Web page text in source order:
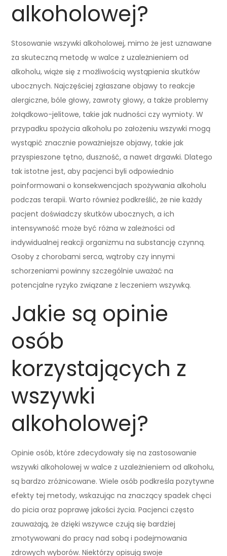
alkoholowej?
Stosowanie wszywki alkoholowej, mimo że jest uznawane
za skuteczną metodę w walce z uzależnieniem od
alkoholu, wiąże się z możliwością wystąpienia skutków
ubocznych. Najczęściej zgłaszane objawy to reakcje
alergiczne, bóle głowy, zawroty głowy, a także problemy
żołądkowo-jelitowe, takie jak nudności czy wymioty. W
przypadku spożycia alkoholu po założeniu wszywki mogą
wystąpić znacznie poważniejsze objawy, takie jak
przyspieszone tętno, duszność, a nawet drgawki. Dlatego
tak istotne jest, aby pacjenci byli odpowiednio
poinformowani o konsekwencjach spożywania alkoholu
podczas terapii. Warto również podkreślić, że nie każdy
pacjent doświadczy skutków ubocznych, a ich
intensywność może być różna w zależności od
indywidualnej reakcji organizmu na substancję czynną.
Osoby z chorobami serca, wątroby czy innymi
schorzeniami powinny szczególnie uważać na
potencjalne ryzyko związane z leczeniem wszywką.
Jakie są opinie
osób
korzystających z
wszywki
alkoholowej?
Opinie osób, które zdecydowały się na zastosowanie
wszywki alkoholowej w walce z uzależnieniem od alkoholu,
są bardzo zróżnicowane. Wiele osób podkreśla pozytywne
efekty tej metody, wskazując na znaczący spadek chęci
do picia oraz poprawę jakości życia. Pacjenci często
zauważają, że dzięki wszywce czują się bardziej
zmotywowani do pracy nad sobą i podejmowania
zdrowych wyborów. Niektórzy opisują swoje